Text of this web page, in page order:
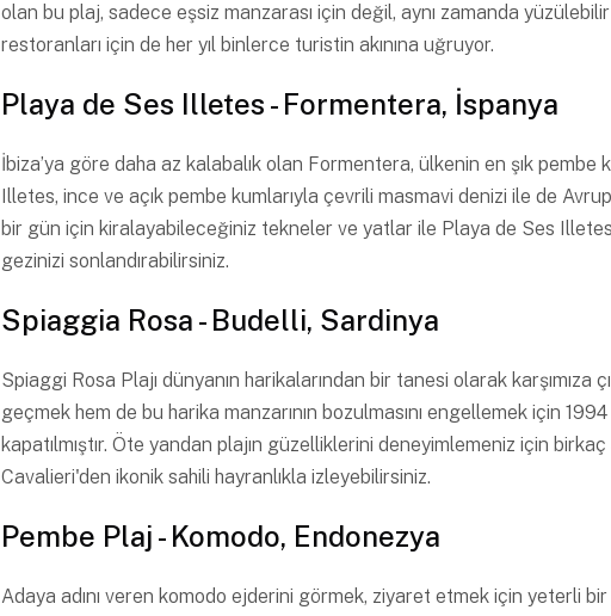
olan bu plaj, sadece eşsiz manzarası için değil, aynı zamanda
restoranları için de her yıl binlerce turistin akınına uğruyor.
Playa de Ses Illetes - Formentera, İspanya
İbiza’ya göre daha az kalabalık olan Formentera, ülkenin en şık pembe
Illetes, ince ve açık pembe kumlarıyla çevrili masmavi denizi ile de
bir gün için kiralayabileceğiniz tekneler ve yatlar ile Playa de Ses
gezinizi sonlandırabilirsiniz.
Spiaggia Rosa - Budelli, Sardinya
Spiaggi Rosa Plajı dünyanın harikalarından bir tanesi olarak karşımıza
geçmek hem de bu harika manzarının bozulmasını engellemek için
kapatılmıştır. Öte yandan plajın güzelliklerini deneyimlemeniz için
Cavalieri'den ikonik sahili hayranlıkla izleyebilirsiniz.
Pembe Plaj - Komodo, Endonezya
Adaya adını veren komodo ejderini görmek, ziyaret etmek için yeterli